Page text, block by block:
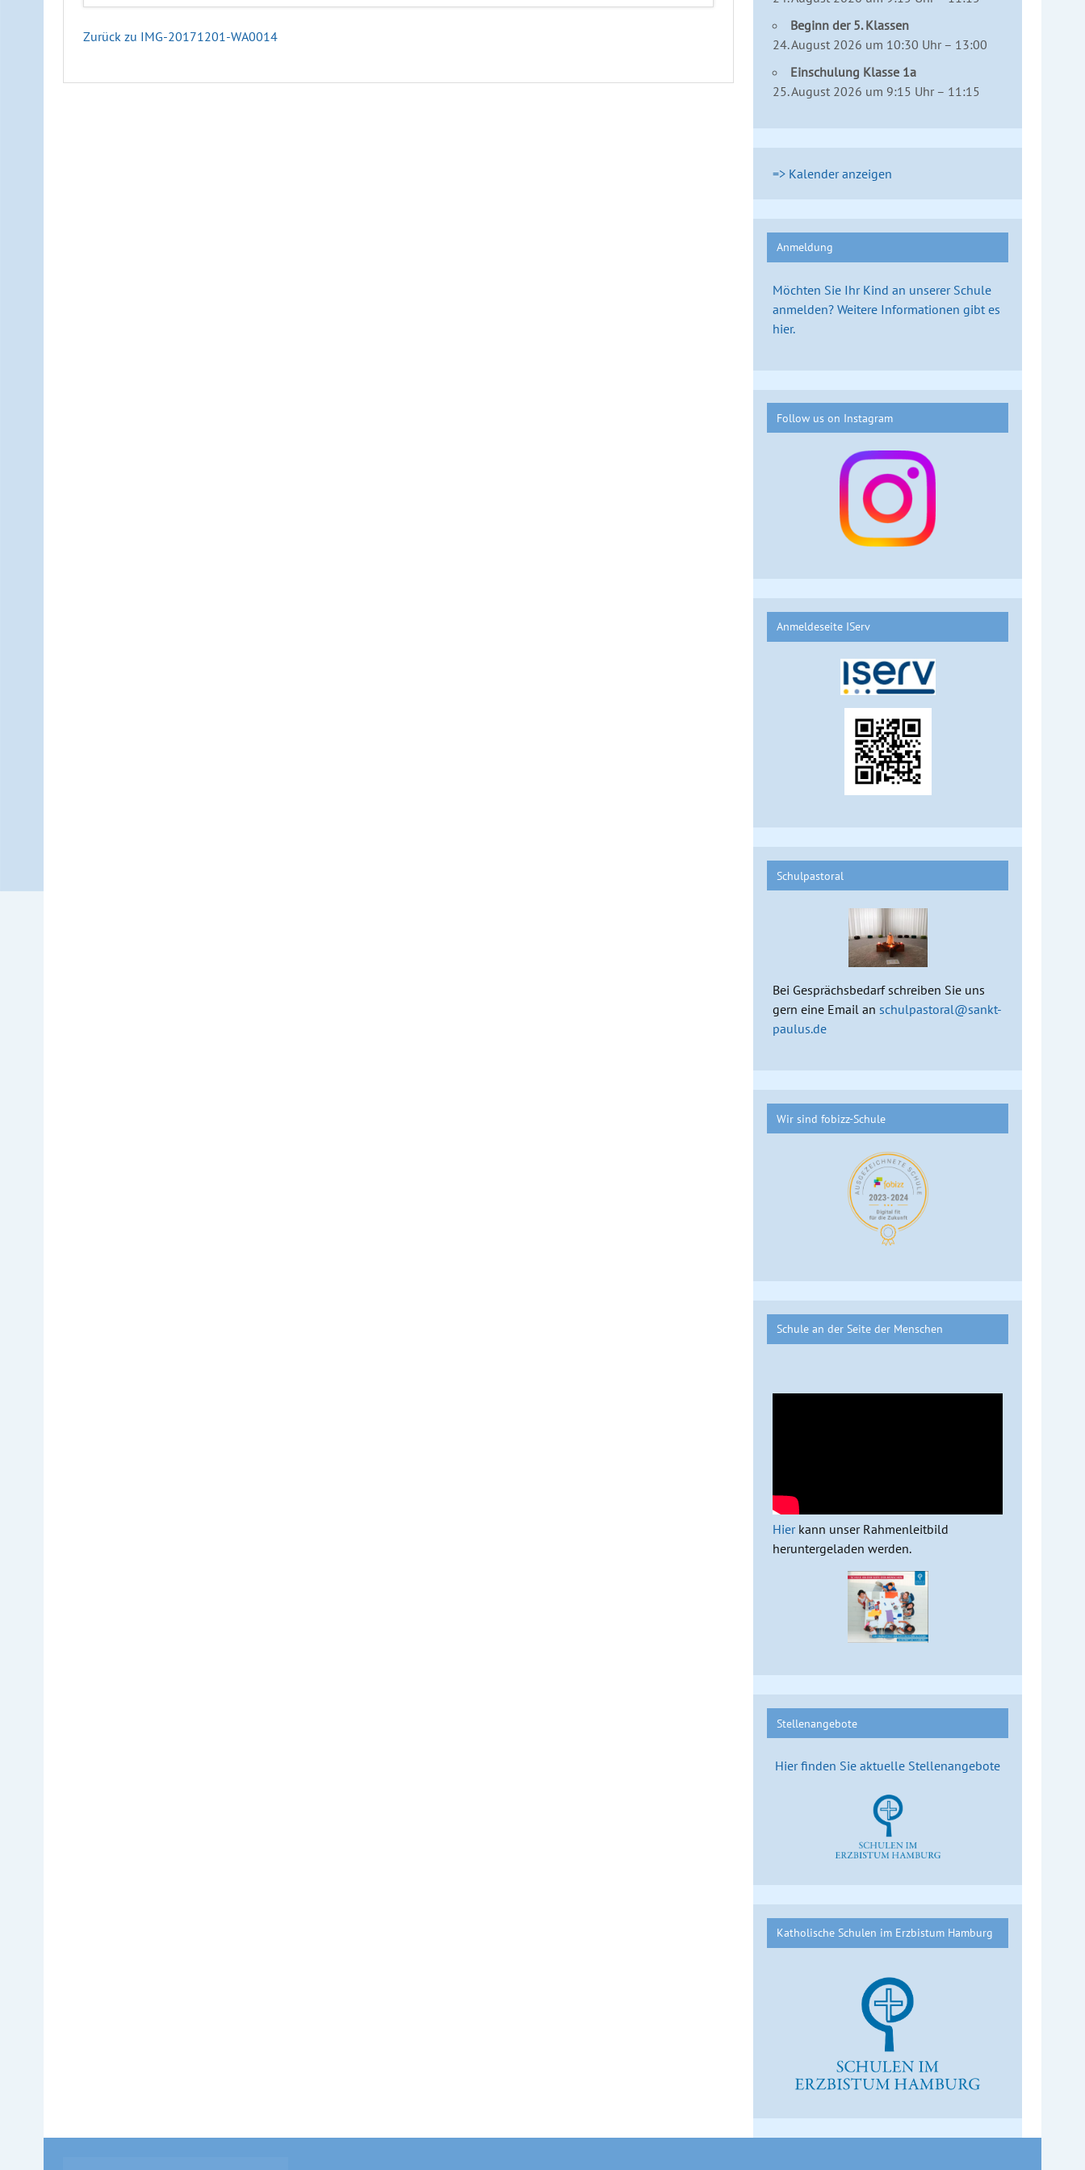
Zurück zu IMG-20171201-WA0014
Beginn der 5. Klassen
24. August 2026 um 10:30 Uhr – 13:00
Einschulung Klasse 1a
25. August 2026 um 9:15 Uhr – 11:15
=> Kalender anzeigen
Anmeldung
Möchten Sie Ihr Kind an unserer Schule
anmelden? Weitere Informationen gibt es
hier.
Follow us on Instagram
Anmeldeseite IServ
Schulpastoral
Bei Gesprächsbedarf schreiben Sie uns
gern eine Email anschulpastoral@sankt-
paulus.de
Wir sind fobizz-Schule
Schule an der Seite der Menschen
Hierkann unser Rahmenleitbild
heruntergeladen werden.
Stellenangebote
Hier finden Sie aktuelle Stellenangebote
Katholische Schulen im Erzbistum Hamburg